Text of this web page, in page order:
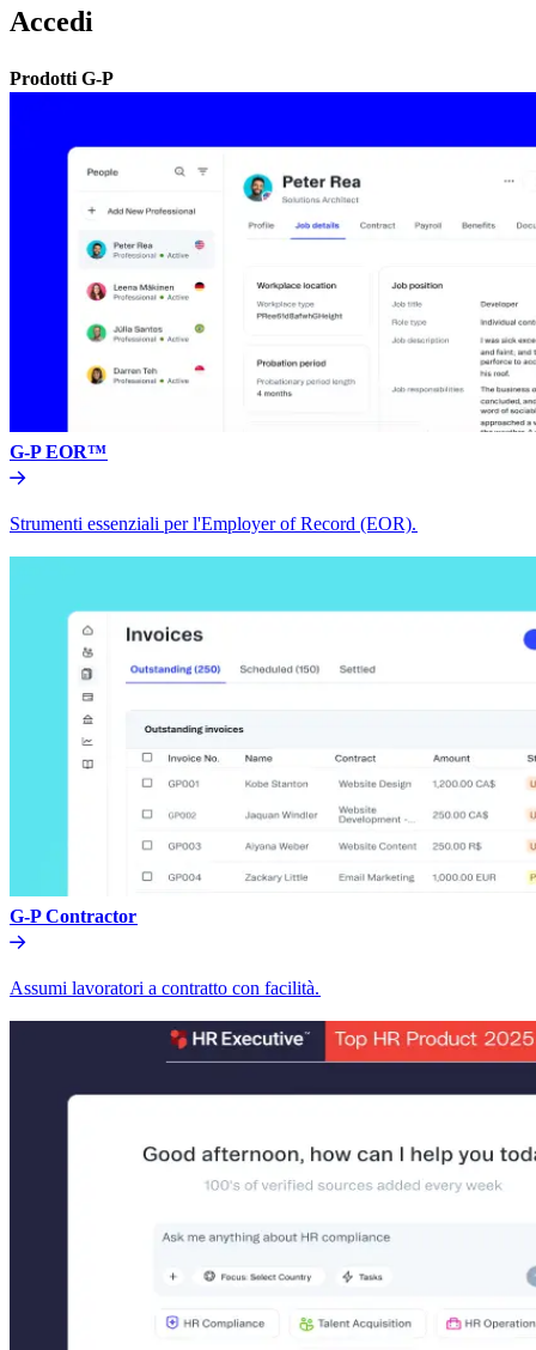
Accedi​​
Prodotti G-P​​
G-P EOR™​​
Strumenti essenziali per l'Employer of Record (EOR).​​
G-P Contractor​​
Assumi lavoratori a contratto con facilità.​​